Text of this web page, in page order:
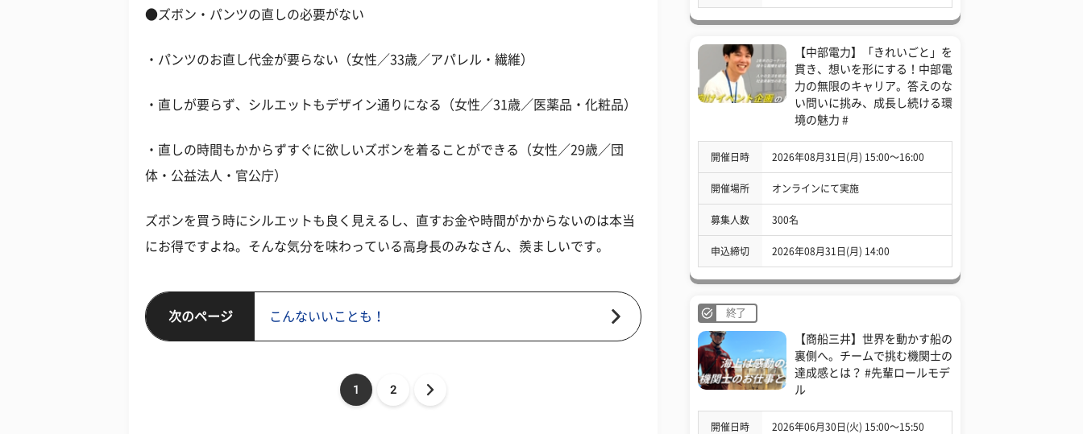
●ズボン・パンツの直しの必要がない
・パンツのお直し代金が要らない（女性／33歳／アパレル・繊維）
・直しが要らず、シルエットもデザイン通りになる（女性／31歳／医薬品・化粧品）
・直しの時間もかからずすぐに欲しいズボンを着ることができる（女性／29歳／団
体・公益法人・官公庁）
ズボンを買う時にシルエットも良く見えるし、直すお金や時間がかからないのは本当
にお得ですよね。そんな気分を味わっている高身長のみなさん、羨ましいです。
次のページ こんないいことも！
1 2
【中部電力】「きれいごと」を
貫き、想いを形にする！中部電
力の無限のキャリア。答えのな
い問いに挑み、成長し続ける環
境の魅力 #
開催日時 2026年08月31日(月) 15:00〜16:00
開催場所 オンラインにて実施
募集人数 300名
申込締切 2026年08月31日(月) 14:00
終了
【商船三井】世界を動かす船の
裏側へ。チームで挑む機関士の
達成感とは？ #先輩ロールモデ
ル
開催日時 2026年06月30日(火) 15:00〜15:50